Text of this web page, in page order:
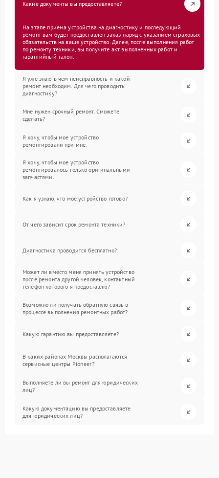
Какие документы вы предоставляете?
На этапе приема устройства на диагностику и последующий
ремонт вам будет предоставлен заказ-наряд с указанием страховых
обязательств на ваше устройство. Далее, после выполнения работ
по ремонту техники, вы получите акт выполненных работ и
гарантийный талон.
Я уже знаю в чем неисправность и какой
ремонт необходим. Для чего проводить
диагностику?
Мне нужен срочный ремонт. Сможете
сделать?
Я хочу, чтобы мое устройство
ремонтировали при мне.
Я хочу, чтобы мое устройство
ремонтировалось только оригинальными
запчастями.
Как я узнаю, что мое устройство готово?
От чего зависит срок ремонта техники?
Диагностика проводится бесплатно?
Может ли вместо меня принять устройство
после ремонта другой человек, контактный
телефон которого я предоставлю?
Возможно ли получать обратную связь в
процессе выполнения ремонтных работ?
Какую гарантию вы предоставляете?
В каких районах Москвы располагаются
сервисные центры Pioneer?
Выполняете ли вы ремонт для юридических
лиц?
Какую документацию вы предоставляете
для юридических лиц?